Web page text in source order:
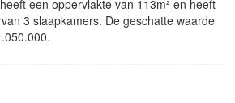
een oppervlakte van 113m² en heeft
3 slaapkamers. De geschatte waarde